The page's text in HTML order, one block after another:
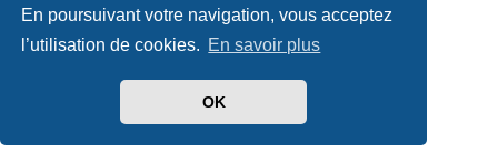
En poursuivant votre navigation, vous acceptez
l’utilisation de cookies. En savoir plus
OK